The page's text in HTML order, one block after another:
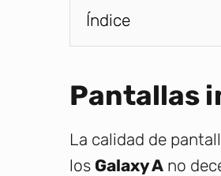
Índice
Pantallas
La calidad de
los Galaxy A no